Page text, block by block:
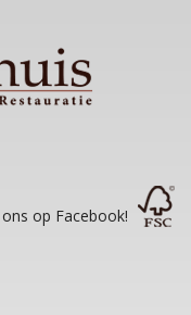
op Facebook!